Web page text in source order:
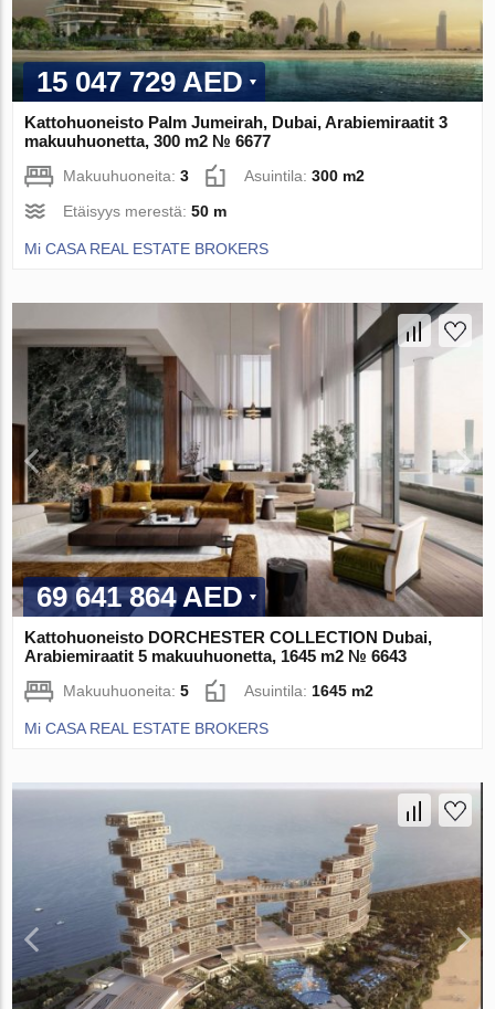
15 047 729 AED
Kattohuoneisto Palm Jumeirah, Dubai, Arabiemiraatit 3
makuuhuonetta, 300 m2 № 6677
Makuuhuoneita:3 Asuintila:300 m2
Etäisyys merestä:50 m
Mi CASA REAL ESTATE BROKERS
69 641 864 AED
Kattohuoneisto DORCHESTER COLLECTION Dubai,
Arabiemiraatit 5 makuuhuonetta, 1645 m2 № 6643
Makuuhuoneita:5 Asuintila: 1645 m2
Mi CASA REAL ESTATE BROKERS